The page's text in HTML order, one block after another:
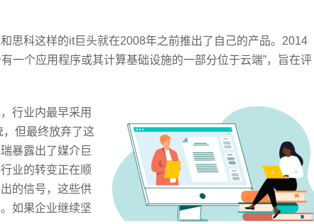
思科这样的it巨头就在2008年之前推出了自己的产品。2014
一个应用程序或其计算基础设施的一部分位于云端”，旨在评
行业内最早采用
但最终放弃了这
暴露出了媒介巨
业的转变正在顺
的信号，这些供
如果企业继续坚